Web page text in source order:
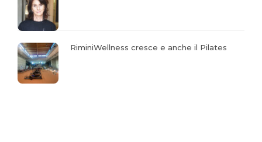
RiminiWellness cresce e anche il Pilates